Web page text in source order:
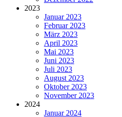
2023
Januar 2023
Februar 2023
März 2023
April 2023
Mai 2023
Juni 2023
Juli 2023
August 2023
Oktober 2023
November 2023
2024
Januar 2024